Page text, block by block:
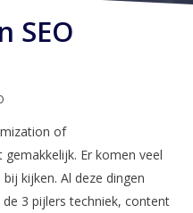
SEO
of
Er komen veel
kijken. Al deze dingen
3 pijlers techniek, content